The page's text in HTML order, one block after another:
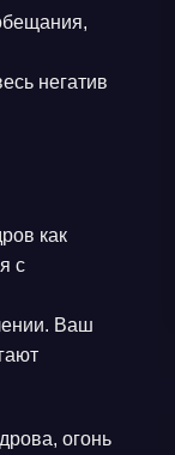
негатив
как
с
Ваш
огонь